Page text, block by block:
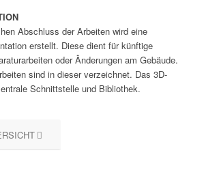
Abschluss der Arbeiten wird eine
erstellt. Diese dient für künftige
oder Änderungen am Gebäude.
sind in dieser verzeichnet. Das 3D-
Schnittstelle und Bibliothek.